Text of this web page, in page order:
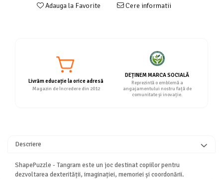
Adauga la Favorite Cere informatii
Livrăm educație la orice adresă
Magazin de încredere din 2012
DEȚINEM MARCA SOCIALĂ
Reprezintă o emblemă a
angajamentului nostru față de
comunitate și inovație.
Descriere
ShapePuzzle - Tangram este un joc destinat copiilor pentru
dezvoltareadexterității, imaginației, memorieișicoordonării.